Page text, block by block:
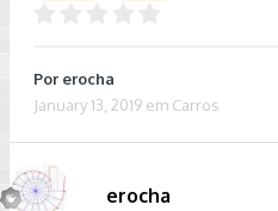
Por erocha
January 13, 2019 em Carros
erocha